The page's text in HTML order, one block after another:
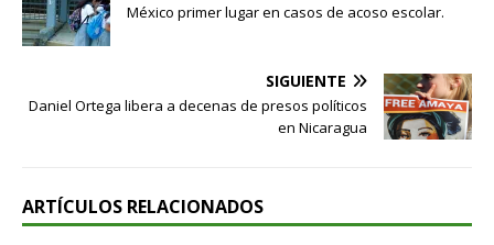
México primer lugar en casos de acoso escolar.
SIGUIENTE
Daniel Ortega libera a decenas de presos políticos
en Nicaragua
ARTÍCULOS RELACIONADOS